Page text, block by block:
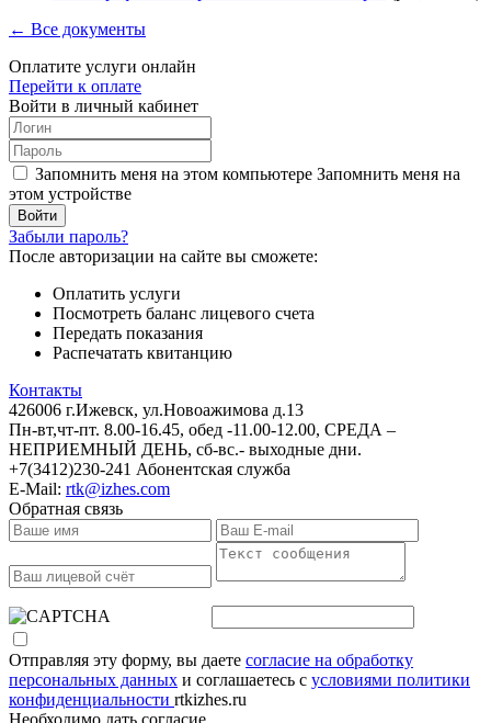
← Все документы
Оплатите услуги онлайн
Перейти к оплате
Войти в личный кабинет
Запомнить меня на этом компьютере Запомнить меня на
этом устройстве
Забыли пароль?
После авторизации на сайте вы сможете:
Оплатить услуги
Посмотреть баланс лицевого счета
Передать показания
Распечатать квитанцию
Контакты
426006 г.Ижевск, ул.Новоажимова д.13
Пн-вт,чт-пт. 8.00-16.45, обед -11.00-12.00, СРЕДА –
НЕПРИЕМНЫЙ ДЕНЬ, сб-вс.- выходные дни.
+7(3412)230-241 Абонентская служба
E-Mail: rtk@izhes.com
Обратная связь
Отправляя эту форму, вы даете согласие на обработку
персональных данных и соглашаетесь с условиями политики
конфиденциальности rtkizhes.ru
Необходимо дать согласие